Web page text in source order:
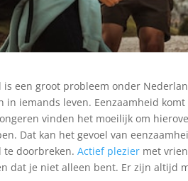
is een groot probleem onder
in iemands leven. Eenzaamheid
vinden het moeilijk om
Dat kan het gevoel van
te doorbreken. Actief plezier met
dat je niet alleen bent. Er zijn altijd